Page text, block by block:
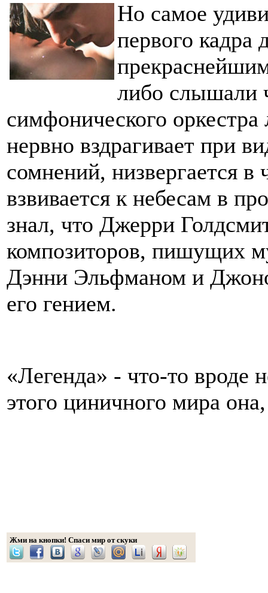
Но самое
первого кадра
либо слышали
симфонического оркестра
нервно вздрагивает при
сомнений, низвергается
взвивается к небесам в
знал, что Джерри
композиторов, пишущих
Дэнни Эльфманом и
его гением.
«Легенда» - что-то вроде
этого циничного мира
Жми на кнопки! Спаси мир от скуки